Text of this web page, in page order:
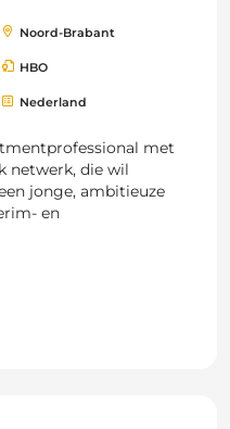
Noord-Brabant
HBO
Nederland
met
netwerk, die wil
jonge, ambitieuze
en